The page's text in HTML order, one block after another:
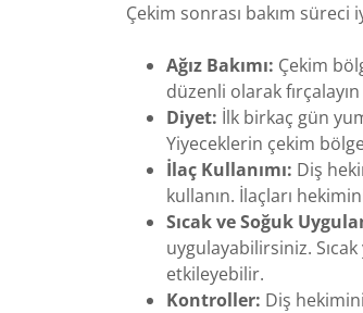
Çekim sonrası bakım
Ağız Bakımı: Çekim
düzenli olarak
Diyet: İlk birkaç gün
Yiyeceklerin çekim
İlaç Kullanımı: Diş
kullanın. İlaçları
Sıcak ve Soğuk
uygulayabilirsiniz.
etkileyebilir.
Kontroller: Diş